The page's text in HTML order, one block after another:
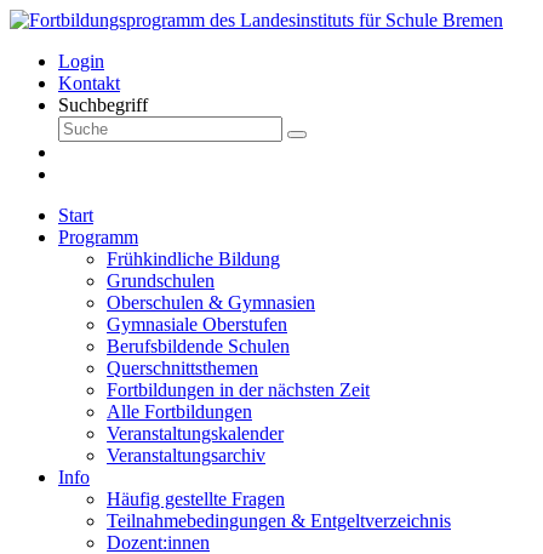
Login
Kontakt
Suchbegriff
Start
Programm
Frühkindliche Bildung
Grundschulen
Oberschulen & Gymnasien
Gymnasiale Oberstufen
Berufsbildende Schulen
Querschnittsthemen
Fortbildungen in der nächsten Zeit
Alle Fortbildungen
Veranstaltungskalender
Veranstaltungsarchiv
Info
Häufig gestellte Fragen
Teilnahmebedingungen & Entgeltverzeichnis
Dozent:innen